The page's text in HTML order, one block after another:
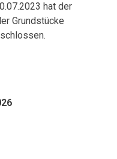
hat der
Grundstücke